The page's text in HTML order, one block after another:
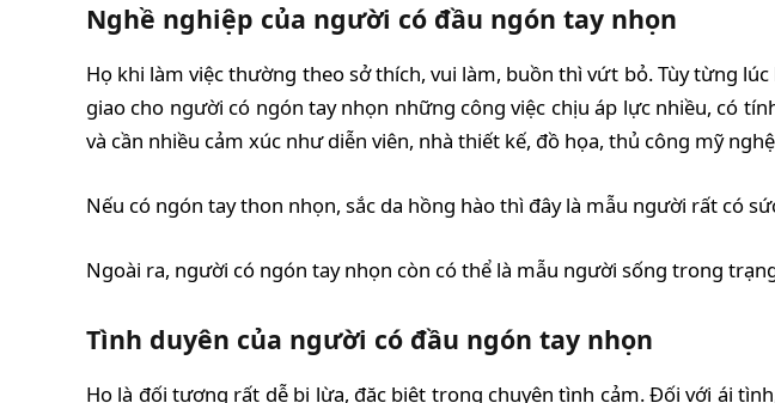
Nghề nghiệp của người có đầu ngón tay nhọn
Họ khi làm việc thường theo sở thích, vui làm, buồn thì vứt bỏ. Tùy từng
giao cho người có ngón tay nhọn những công việc chịu áp lực nhiều, có
và cần nhiều cảm xúc như diễn viên, nhà thiết kế, đồ họa, thủ công mỹ
Nếu có ngón tay thon nhọn, sắc da hồng hào thì đây là mẫu người rất có
Ngoài ra, người có ngón tay nhọn còn có thể là mẫu người sống trong
Tình duyên của người có đầu ngón tay nhọn
Họ là đối tượng rất dễ bị lừa, đặc biệt trong chuyện tình cảm. Đối với ái